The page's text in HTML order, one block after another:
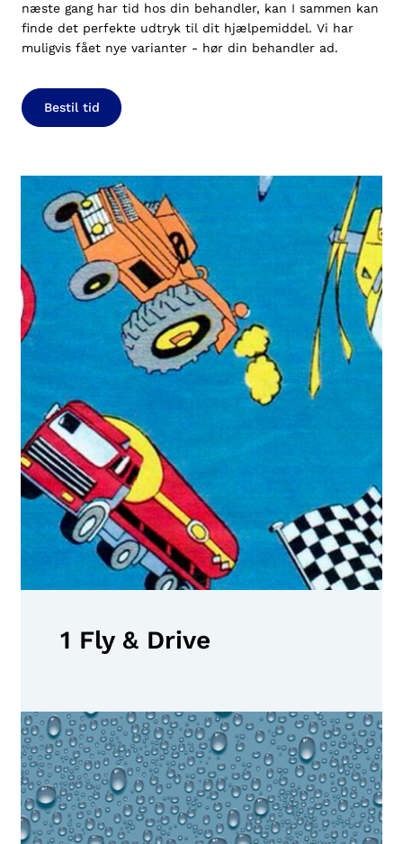
næste gang har tid hos din behandler, kan I sammen kan
finde det perfekte udtryk til dit hjælpemiddel. Vi har
muligvis fået nye varianter - hør din behandler ad.
Bestil tid
1 Fly & Drive